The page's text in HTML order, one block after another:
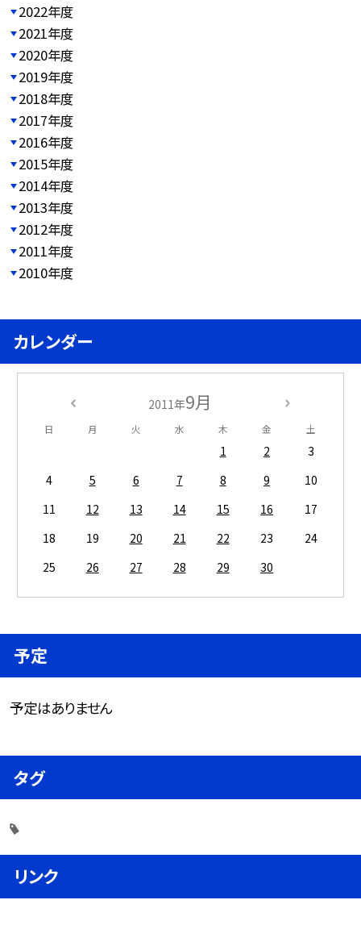
2022年度
2021年度
2020年度
2019年度
2018年度
2017年度
2016年度
2015年度
2014年度
2013年度
2012年度
2011年度
2010年度
カレンダー
2011年9月
日 月 火 水 木 金 土
1 2
3
4
5 6 7 8 9
10
11
12 13 14 15 16
17
18
19 20 21 22 23
24
25
26 27 28 29 30
予定
予定はありません
タグ
リンク